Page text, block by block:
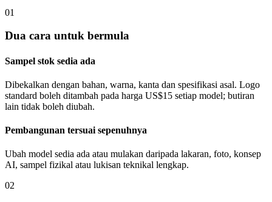
01
Dua cara untuk bermula
Sampel stok sedia ada
Dibekalkan dengan bahan, warna, kanta dan spesifikasi asal. Logo
standard boleh ditambah pada harga US$15 setiap model; butiran
lain tidak boleh diubah.
Pembangunan tersuai sepenuhnya
Ubah model sedia ada atau mulakan daripada lakaran, foto, konsep
AI, sampel fizikal atau lukisan teknikal lengkap.
02